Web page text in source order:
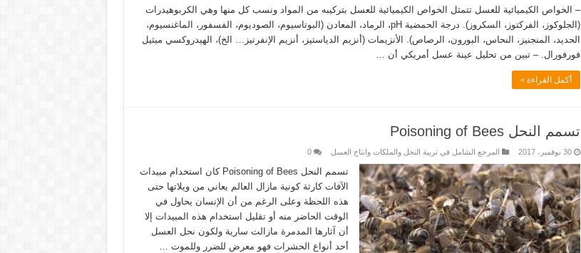
– الخواص الكيميائية للعسل تتمثل الخواص الكيميائية للعسل بتركيبه من المواد ونسب كل منها وهي الكربوهيدرات
(الجلوكوز، الفركتوز، السكروز). درجة الحمضية pH، الرماد، المعادن (البوتاسيوم، الصوديوم، الفسفور، الماغنسيوم،
الحديد، المنجنيز، النحاس، البورون، الرصاص). الأنزيمات (أنزيم الدياستيز، أنزيم الإنفرتيز… الخ)، الهيدروكسي ميثيل
فورفورال. – تبين من تحليل عينة عسل أمريكي أن …
أكمل القراءة »
تسمم النحل Poisoning of Bees
30 نوفمبر، 2017 المرجع الشامل في تربية النحل والملكات وانتاج العسل 0
تسمم النحل Poisoning of Bees كان استخدام مبيدات
الآفات كارثة كونية مازال العالم يعاني من ويلاتها حتى
هذه اللحظة وعلى الرغم من أن الإنسان يحاول في
الوقت الحاضر منه أو تقليل استخدام هذه المبيدات إلا
أن آثارها المدمرة مازالت سارية ولكون نحل العسل
أحد أنواع الحشرات فهو معرض للضرر وللموت …